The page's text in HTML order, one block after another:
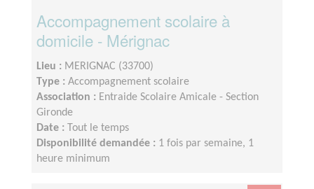
Accompagnement scolaire à
domicile - Mérignac
Lieu : MERIGNAC (33700)
Type : Accompagnement scolaire
Association : Entraide Scolaire Amicale - Section
Gironde
Date :
Tout le temps
Disponibilité demandée : 1 fois par semaine, 1
heure minimum